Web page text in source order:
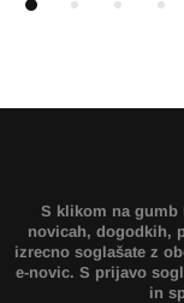
S klikom na gumb
novicah, dogodkih,
izrecno soglašate z
e-novic. S prijavo
in